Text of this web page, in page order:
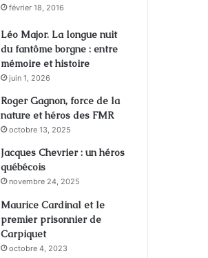
février 18, 2016
Léo Major. La longue nuit
du fantôme borgne : entre
mémoire et histoire
juin 1, 2026
Roger Gagnon, force de la
nature et héros des FMR
octobre 13, 2025
Jacques Chevrier : un héros
québécois
novembre 24, 2025
Maurice Cardinal et le
premier prisonnier de
Carpiquet
octobre 4, 2023